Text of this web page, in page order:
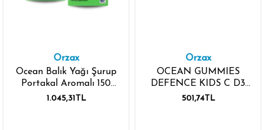
Orzax
Ocean Balık Yağı Şurup
Portakal Aromalı 150
ml+150 ml Ocean Multi
1.045,31TL
Orzax
OCEAN GUMMIES
DEFENCE KIDS C D3
ÇİNKO 60 ADET
501,74TL